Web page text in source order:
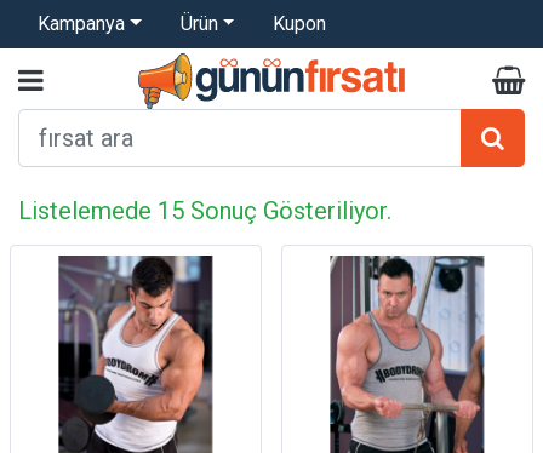
Kampanya Ürün Kupon
Listelemede 15 Sonuç Gösteriliyor.